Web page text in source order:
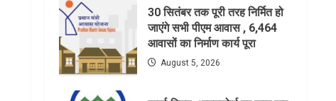
30 सितंबर तक पूरी तरह निर्मित हो
जाएंगे सभी पीएम आवास , 6,464
आवासों का निर्माण कार्य पूरा
August 5, 2026